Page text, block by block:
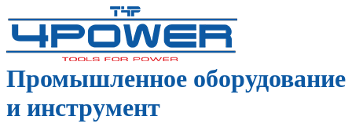
Промышленное оборудование
и инструмент